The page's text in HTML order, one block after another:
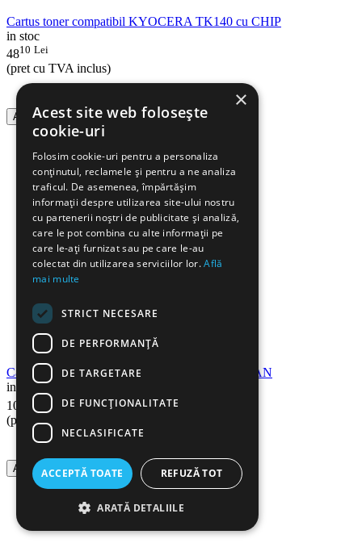
Cartus toner compatibil KYOCERA TK140 cu CHIP
in stoc
4810 Lei
(pret cu TVA inclus)
Adauga in cos
Cartus toner compatibil KYOCERA TK590 CYAN
in stoc
105
53 Lei
(pret cu TVA inclus)
Adauga in cos
×
Acest site web folosește
cookie-uri
Folosim cookie-uri pentru a personaliza
conținutul, reclamele și pentru a ne analiza
traficul. De asemenea, împărtășim
informații despre utilizarea site-ului nostru
cu partenerii noștri de publicitate și analiză,
care le pot combina cu alte informații pe
care le-ați furnizat sau pe care le-au
colectat din utilizarea serviciilor lor.Află
mai multe
STRICT NECESARE
DE PERFORMANȚĂ
DE TARGETARE
DE FUNCŢIONALITATE
NECLASIFICATE
ACCEPTĂ TOATE REFUZĂ TOT
ARATĂ DETALIILE